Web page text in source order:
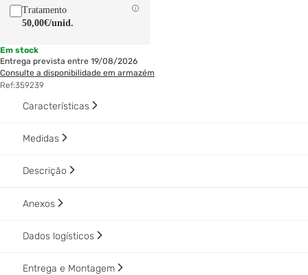
Tratamento
50,00€/unid.
Em stock
Entrega prevista entre 19/08/2026
Consulte a disponibilidade em armazém
Ref:359239
Características
Medidas
Descrição
Anexos
Dados logísticos
Entrega e Montagem